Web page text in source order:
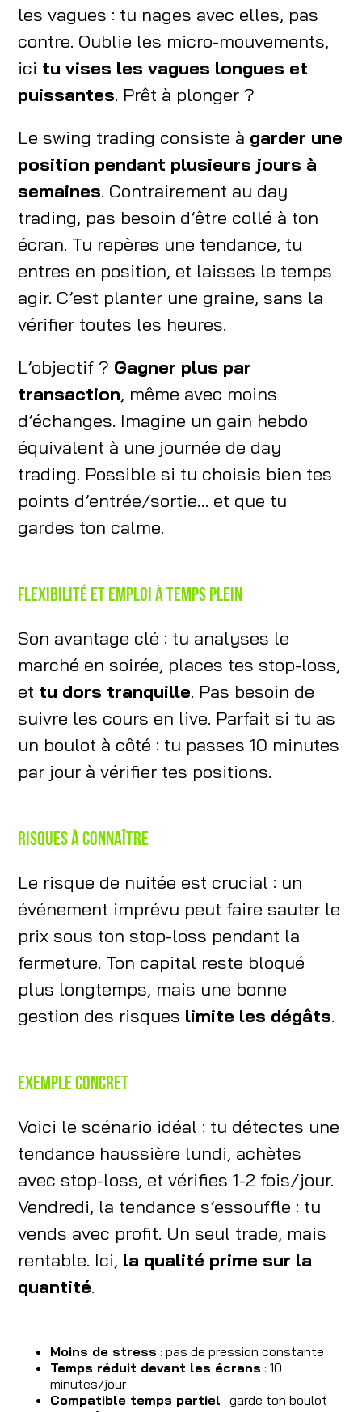
les vagues : tu nages avec elles, pas
contre. Oublie les micro-mouvements,
ici tu vises les vagues longues et
puissantes. Prêt à plonger ?
Le swing trading consiste à garder une
position pendant plusieurs jours à
semaines. Contrairement au day
trading, pas besoin d’être collé à ton
écran. Tu repères une tendance, tu
entres en position, et laisses le temps
agir. C’est planter une graine, sans la
vérifier toutes les heures.
L’objectif ? Gagner plus par
transaction, même avec moins
d’échanges. Imagine un gain hebdo
équivalent à une journée de day
trading. Possible si tu choisis bien tes
points d’entrée/sortie… et que tu
gardes ton calme.
Flexibilité et emploi à temps plein
Son avantage clé : tu analyses le
marché en soirée, places tes stop-loss,
et tu dors tranquille. Pas besoin de
suivre les cours en live. Parfait si tu as
un boulot à côté : tu passes 10 minutes
par jour à vérifier tes positions.
Risques à connaître
Le risque de nuitée est crucial : un
événement imprévu peut faire sauter le
prix sous ton stop-loss pendant la
fermeture. Ton capital reste bloqué
plus longtemps, mais une bonne
gestion des risques limite les dégâts.
Exemple concret
Voici le scénario idéal : tu détectes une
tendance haussière lundi, achètes
avec stop-loss, et vérifies 1-2 fois/jour.
Vendredi, la tendance s’essouffle : tu
vends avec profit. Un seul trade, mais
rentable. Ici, la qualité prime sur la
quantité.
Moins de stress : pas de pression constante
Temps réduit devant les écrans : 10
minutes/jour
Compatible temps partiel : garde ton boulot